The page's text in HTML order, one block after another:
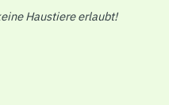
Haustiere erlaubt!